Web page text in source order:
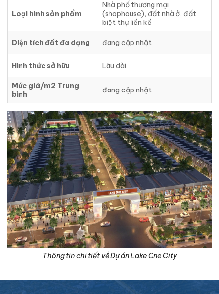
Loại hình sản phẩm
Nhà phố thương mại
(shophouse), đất nhà ở, đất
biệt thự liền kề
Diện tích đất đa dạng đang cập nhật
Hình thức sở hữu Lâu dài
Mức giá/m2 Trung
bình
đang cập nhật
Thông tin chi tiết về Dự án Lake One City